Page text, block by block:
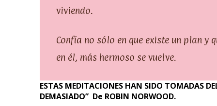
viviendo.
Confía no sólo en que existe un plan y
en él, más hermoso se vuelve.
ESTAS MEDITACIONES HAN SIDO TOMADAS
DEMASIADO” De ROBIN NORWOOD.